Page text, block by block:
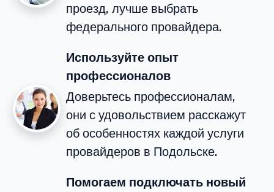
проезд, лучше выбрать
федерального провайдера.
Используйте опыт
профессионалов
Доверьтесь профессионалам,
они с удовольствием расскажут
об особенностях каждой услуги
провайдеров в Подольске.
Помогаем подключать новый